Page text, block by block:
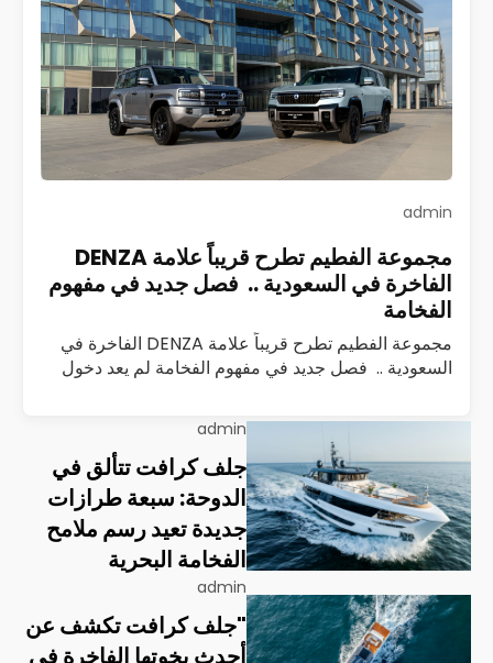
admin
مجموعة الفطيم تطرح قريباً علامة DENZA
الفاخرة في السعودية .. فصل جديد في مفهوم
الفخامة
مجموعة الفطيم تطرح قريباً علامة DENZA الفاخرة في
السعودية .. فصل جديد في مفهوم الفخامة لم يعد دخول
يُقاس بعدد الطرازات أو…اقرأ المزيد
admin
جلف كرافت تتألق في
الدوحة: سبعة طرازات
جديدة تعيد رسم ملامح
الفخامة البحرية
admin
"جلف كرافت تكشف عن